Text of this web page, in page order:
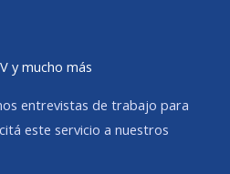
y mucho más
entrevistas de trabajo para
este servicio a nuestros